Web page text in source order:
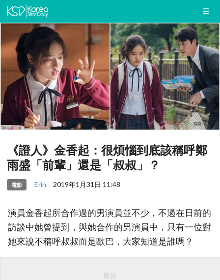
《證人》金香起：很煩惱到底該稱呼鄭
雨盛「前輩」還是「叔叔」？
電影 Erin 2019年1月31日 11:48
演員金香起所合作過的男演員並不少，不過在日前的
訪談中她曾提到，與她合作的男演員中，只有一位對
她來說不稱呼叔叔而是歐巴，大家知道是誰嗎？
廣告